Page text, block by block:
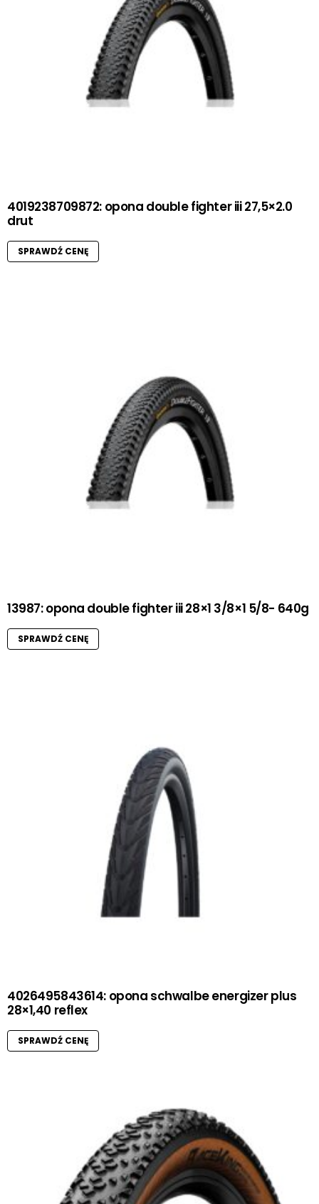
4019238709872: opona double fighter iii 27,5×2.0
drut
SPRAWDŹ CENĘ
13987: opona double fighter iii 28×1 3/8×1 5/8- 640g
SPRAWDŹ CENĘ
4026495843614: opona schwalbe energizer plus
28×1,40 reflex
SPRAWDŹ CENĘ